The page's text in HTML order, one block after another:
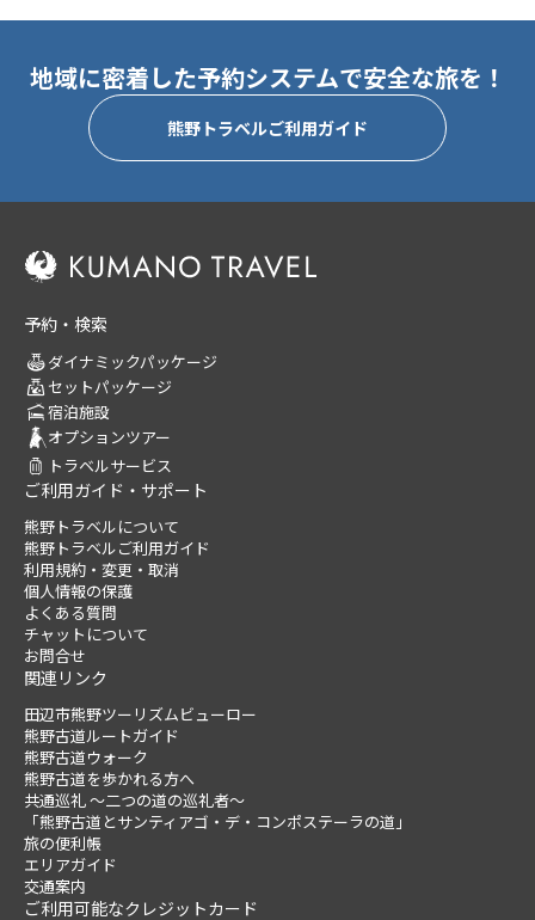
地域に密着した予約システムで安全な旅を！
熊野トラベルご利用ガイド
予約・検索
ダイナミックパッケージ
セットパッケージ
宿泊施設
オプションツアー
トラベルサービス
ご利用ガイド・サポート
熊野トラベルについて
熊野トラベルご利用ガイド
利用規約・変更・取消
個人情報の保護
よくある質問
チャットについて
お問合せ
関連リンク
田辺市熊野ツーリズムビューロー
熊野古道ルートガイド
熊野古道ウォーク
熊野古道を歩かれる方へ
共通巡礼 ～二つの道の巡礼者～
「熊野古道とサンティアゴ・デ・コンポステーラの道」
旅の便利帳
エリアガイド
交通案内
ご利用可能なクレジットカード